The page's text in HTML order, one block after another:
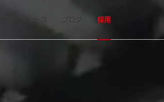
ブログ 採用